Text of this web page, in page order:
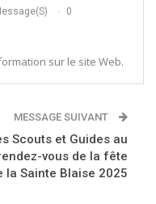
0
sur le site Web.
MESSAGE SUIVANT
Scouts et Guides au
vous de la fête
la Sainte Blaise 2025